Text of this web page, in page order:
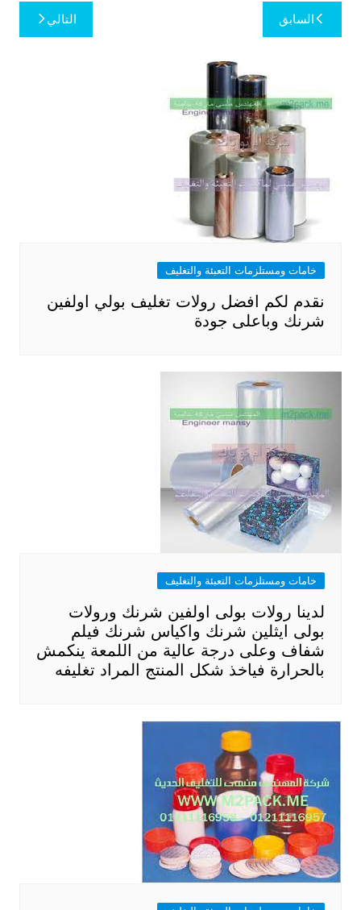
تصفّح
المقالات
السابق التالي
خامات ومستلزمات التعبئة والتغليف
نقدم لكم افضل رولات تغليف بولي اولفين
شرنك وباعلى جودة
خامات ومستلزمات التعبئة والتغليف
لدينا رولات بولى اولفين شرنك ورولات
بولى ايثلين شرنك واكياس شرنك فيلم
شفاف وعلى درجة عالية من اللمعة ينكمش
بالحرارة فياخذ شكل المنتج المراد تغليفه